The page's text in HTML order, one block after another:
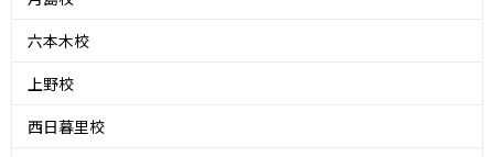
六本木校
上野校
西日暮里校